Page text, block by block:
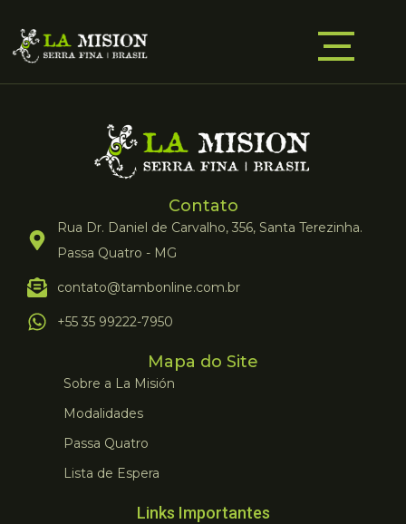
Contato
Rua Dr. Daniel de Carvalho, 356, Santa Terezinha.
Passa Quatro - MG
contato@tambonline.com.br
+55 35 99222-7950
Mapa do Site
Sobre a La Misión
Modalidades
Passa Quatro
Lista de Espera
Links Importantes